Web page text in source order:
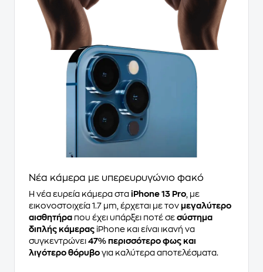
Νέα κάμερα με υπερευρυγώνιο φακό
Η νέα ευρεία κάμερα στα iPhone 13 Pro , με
εικονοστοιχεία 1.7 μm, έρχεται με τον μεγαλύτερο
αισθητήρα που έχει υπάρξει ποτέ σε σύστημα
διπλής κάμερας iPhone και είναι ικανή να
συγκεντρώνει 47% περισσότερο φως και
λιγότερο θόρυβο για καλύτερα αποτελέσματα.